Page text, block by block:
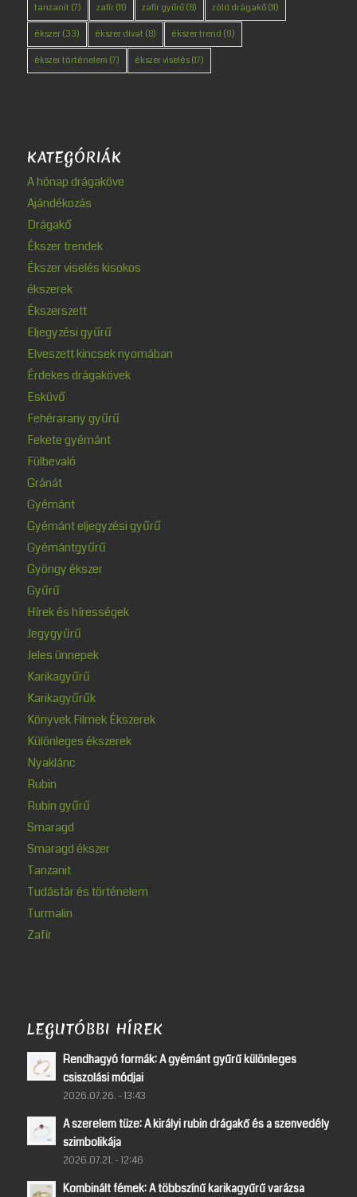
tanzanit (7) zafír(11) zafír gyűrű(8) zöld drágakő(11)
ékszer(33) ékszer divat (8) ékszer trend (9)
ékszer történelem (7) ékszer viselés(17)
KATEGÓRIÁK
A hónap drágaköve
Ajándékozás
Drágakő
Ékszer trendek
Ékszer viselés kisokos
ékszerek
Ékszerszett
Eljegyzési gyűrű
Elveszett kincsek nyomában
Érdekes drágakövek
Esküvő
Fehérarany gyűrű
Fekete gyémánt
Fülbevaló
Gránát
Gyémánt
Gyémánt eljegyzési gyűrű
Gyémántgyűrű
Gyöngy ékszer
Gyűrű
Hírek és hírességek
Jegygyűrű
Jeles ünnepek
Karikagyűrű
Karikagyűrűk
Könyvek Filmek Ékszerek
Különleges ékszerek
Nyaklánc
Rubin
Rubin gyűrű
Smaragd
Smaragd ékszer
Tanzanit
Tudástár és történelem
Turmalin
Zafír
LEGUTÓBBI HÍREK
Rendhagyó formák: A gyémánt gyűrű különleges
csiszolási módjai
2026.07.26. - 13:43
A szerelem tüze: A királyi rubin drágakő és a szenvedély
szimbolikája
2026.07.21. - 12:46
Kombinált fémek: A többszínű karikagyűrű varázsa